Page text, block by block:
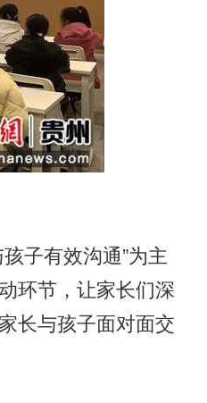
子有效沟通”为主
环节，让家长们深
长与孩子面对面交